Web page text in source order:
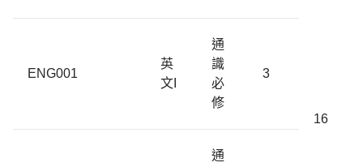
16
ENG001
英
文I
通
識
必
修
3
通